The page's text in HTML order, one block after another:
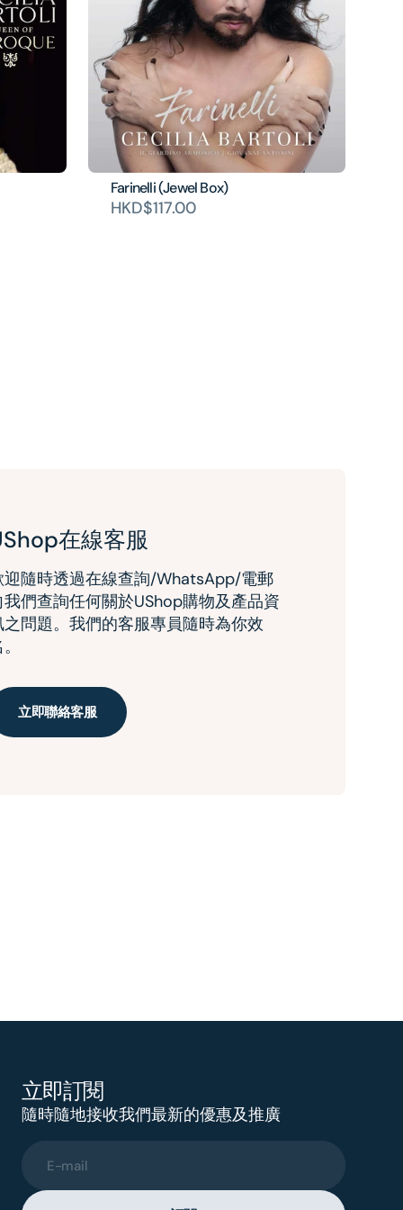
Farinelli (Jewel Box)
HKD$117.00
在線客服
迎隨時透過在線查詢/WhatsApp/電郵
我們查詢任何關於UShop購物及產品資
之問題。我們的客服專員隨時為你效
立即聯絡客服
立即訂閱
隨時隨地接收我們最新的優惠及推廣
E-mail